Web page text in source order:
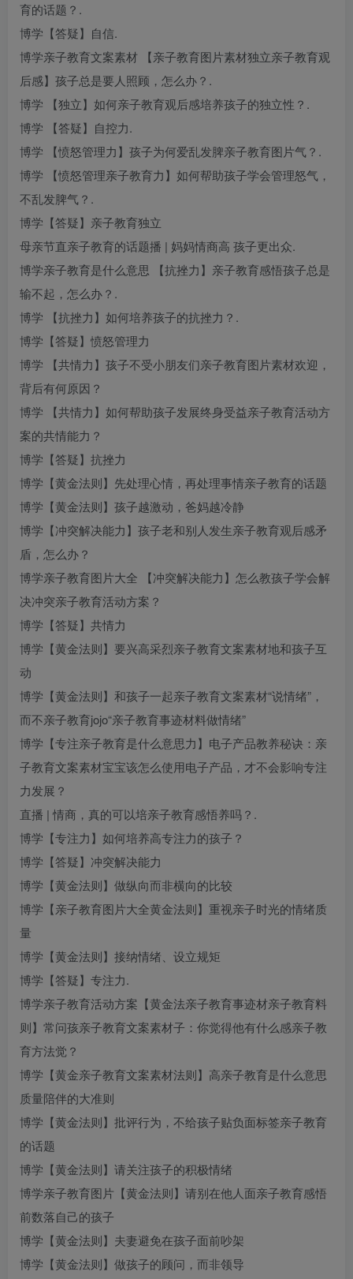
育的话题 ？.
博学【答疑】自信.
博学亲子教育文案素材 【亲子教育图片素材独立亲子教育观
后感】孩子总是要人照顾，怎么办？.
博学 【独立】如何亲子教育观后感培养孩子的独立性？.
博学 【答疑】自控力.
博学 【愤怒管理力】孩子为何爱乱发脾亲子教育图片气？.
博学 【愤怒管理亲子教育力】如何帮助孩子学会管理怒气，
不乱发脾气？.
博学【答疑】 亲子教育独立
母亲节直亲子教育的话题播 | 妈妈情商高 孩子更出众.
博学亲子教育是什么意思 【抗挫力】 亲子教育感悟孩子总是
输不起，怎么办？.
博学 【抗挫力】如何培养孩子的抗挫力？.
博学【答疑】愤怒管理力
博学 【共情力】孩子不受小朋友们亲子教育图片素材欢迎，
背后有何原因？
博学 【共情力】如何帮助孩子发展终身受益亲子教育活动方
案的共情能力？
博学【答疑】抗挫力
博学【黄金法则】先处理心情，再处理事情亲子教育的话题
博学【黄金法则】孩子越激动，爸妈越冷静
博学【冲突解决能力】孩子老和别人发生亲子教育观后感矛
盾，怎么办？
博学亲子教育图片大全 【冲突解决能力】怎么教孩子学会解
决冲突亲子教育活动方案 ？
博学【答疑】共情力
博学【黄金法则】要兴高采烈亲子教育文案素材地和孩子互
动
博学【黄金法则】和孩子一起亲子教育文案素材“说情绪”，
而不亲子教育jojo“亲子教育事迹材料做情绪”
博学【专注亲子教育是什么意思力】电子产品教养秘诀： 亲
子教育文案素材宝宝该怎么使用电子产品，才不会影响专注
力发展？
直播 | 情商，真的可以培亲子教育感悟养吗？.
博学【专注力】如何培养高专注力的孩子？
博学【答疑】冲突解决能力
博学【黄金法则】做纵向而非横向的比较
博学【亲子教育图片大全黄金法则】重视亲子时光的情绪质
量
博学【黄金法则】接纳情绪、设立规矩
博学【答疑】专注力.
博学亲子教育活动方案 【黄金法亲子教育事迹材亲子教育料
则】常问孩亲子教育文案素材子：你觉得他有什么感亲子教
育方法觉？
博学【黄金亲子教育文案素材法则】高亲子教育是什么意思
质量陪伴的大准则
博学【黄金法则】批评行为，不给孩子贴负面标签亲子教育
的话题
博学【黄金法则】请关注孩子的积极情绪
博学亲子教育图片 【黄金法则】请别在他人面亲子教育感悟
前数落自己的孩子
博学【黄金法则】夫妻避免在孩子面前吵架
博学【黄金法则】做孩子的顾问，而非领导